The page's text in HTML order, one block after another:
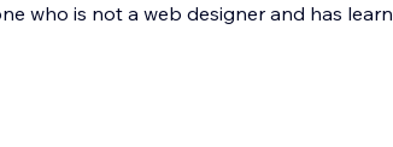
who is not a web designer and has